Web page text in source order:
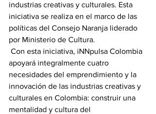
industrias creativas y culturales. Esta
iniciativa se realiza en el marco de las
políticas del Consejo Naranja liderado
por Ministerio de Cultura.
Con esta iniciativa, iNNpulsa Colombia
apoyará integralmente cuatro
necesidades del emprendimiento y la
innovación de las industrias creativas y
culturales en Colombia: construir una
mentalidad y cultura del